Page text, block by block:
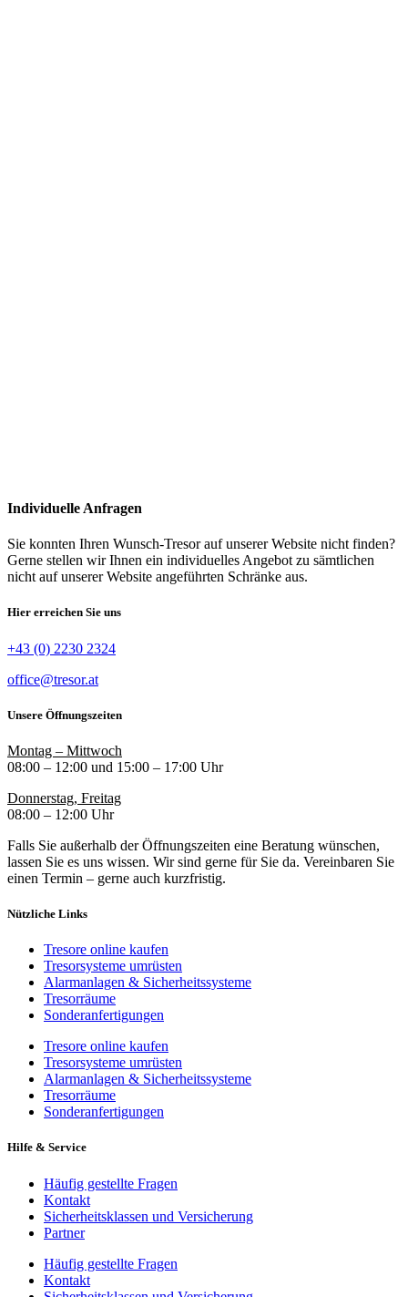
Individuelle Anfragen
Sie konnten Ihren Wunsch-Tresor auf unserer Website nicht finden?
Gerne stellen wir Ihnen ein individuelles Angebot zu sämtlichen
nicht auf unserer Website angeführten Schränke aus.
Hier erreichen Sie uns
+43 (0) 2230 2324
office@tresor.at
Unsere Öffnungszeiten
Montag – Mittwoch
08:00 – 12:00 und 15:00 – 17:00 Uhr
Donnerstag, Freitag
08:00 – 12:00 Uhr
Falls Sie außerhalb der Öffnungszeiten eine Beratung wünschen,
lassen Sie es uns wissen. Wir sind gerne für Sie da. Vereinbaren Sie
einen Termin – gerne auch kurzfristig.
Nützliche Links
Tresore online kaufen
Tresorsysteme umrüsten
Alarmanlagen & Sicherheitssysteme
Tresorräume
Sonderanfertigungen
Tresore online kaufen
Tresorsysteme umrüsten
Alarmanlagen & Sicherheitssysteme
Tresorräume
Sonderanfertigungen
Hilfe & Service
Häufig gestellte Fragen
Kontakt
Sicherheitsklassen und Versicherung
Partner
Häufig gestellte Fragen
Kontakt